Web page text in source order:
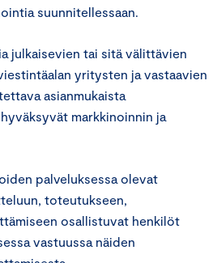
suunnitellessaan.
julkaisevien tai sitä välittävien
yritysten ja vastaavien
asianmukaista
markkinoinnin ja
palveluksessa olevat
toteutukseen,
osallistuvat henkilöt
vastuussa näiden